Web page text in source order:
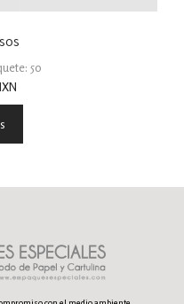
50
con el medio ambiente.